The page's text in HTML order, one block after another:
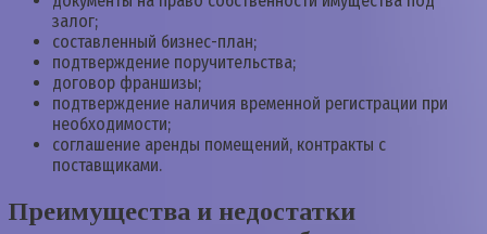
залог;
составленный бизнес-план;
подтверждение поручительства;
договор франшизы;
подтверждение наличия временной регистрации при
необходимости;
соглашение аренды помещений, контракты с
поставщиками.
Преимущества и недостатки